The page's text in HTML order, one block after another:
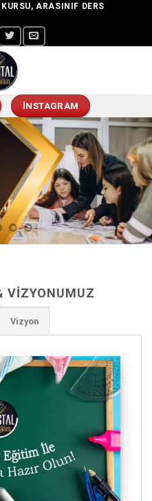
ARASINIF DERS
İNSTAGRAM
VIZYONUMUZ
Vizyon